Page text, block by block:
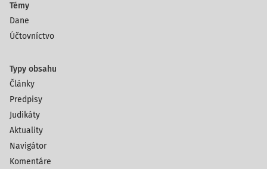
Témy
Dane
Účtovníctvo
Typy obsahu
Články
Predpisy
Judikáty
Aktuality
Navigátor
Komentáre